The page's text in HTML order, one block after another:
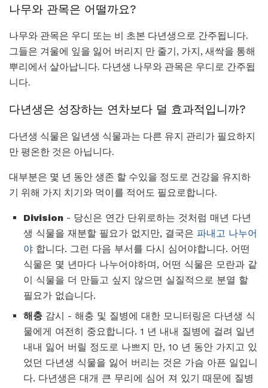
나무와 관목은 어떨까요?
나무와 관목은 우디 또는 비 초본 다년생으로 간주됩니다.
그들은 겨울에 잎을 잃어 버리지 만 줄기, 가지, 새싹을 통해
뿌리에서 살아납니다. 다년생 나무와 관목은 우디로 간주됩
니다.
다년생은 성장하는 연차보다 덜 효과적입니까?
다년생 식물은 일년생 식물과는 다른 유지 관리가 필요하지
만 평온한 것은 아닙니다.
대부분은 몇 년 동안 생존 할 수있을 정도로 건강을 유지하
기 위해 가지 치기와 먹이를 적어도 필요로합니다.
Division - 당신은 연간 단위로하는 것처럼 매년 다년
생 식물을 재분할 필요가 없지만, 결국은 파내고 나누어
야 합니다. 그런 다음 부서를 다시 심어야합니다. 어떤
식물은 몇 년마다 나누어야하며, 어떤 식물은 모란과 같
이 식물을 더 만들고 싶지 않으면 실질적으로 분열 할
필요가 없습니다.
해충 감시 - 해충 및 질병에 대한 모니터링은 다년생 식
물에게 여전히 중요합니다. 1 년 내내 질병에 걸려 일년
내내 잃어 버릴 정도로 나쁘지 만, 10 년 동안 가지고 있
었던 다년생 식물을 잃어 버리는 것은 가슴 아픈 일입니
다. 다년생은 대개 큰 무리에 심어 져 있기 때문에 질병